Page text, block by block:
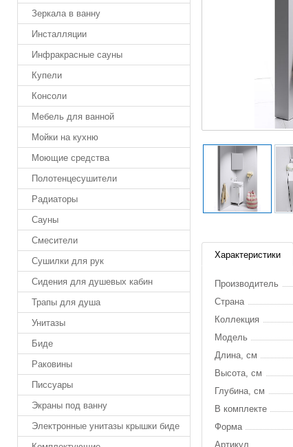
Зеркала в ванну
Инсталляции
Инфракрасные сауны
Купели
Консоли
Мебель для ванной
Мойки на кухню
Моющие средства
Полотенцесушители
Радиаторы
Сауны
Смесители
Сушилки для рук
Сидения для душевых кабин
Трапы для душа
Унитазы
Биде
Раковины
Писсуары
Экраны под ванну
Электронные унитазы крышки биде
Характеристики
Производитель
Страна
Коллекция
Модель
Длина, см
Высота, см
Глубина, см
В комплекте
Форма
Артикул